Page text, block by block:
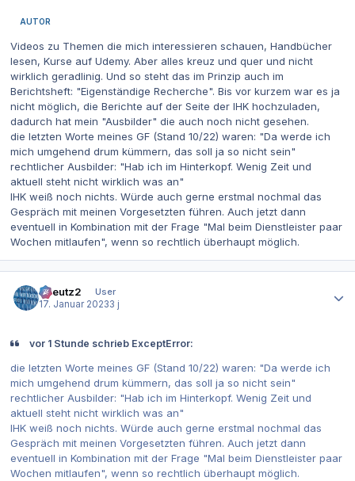
AUTOR
Videos zu Themen die mich interessieren schauen, Handbücher
lesen, Kurse auf Udemy. Aber alles kreuz und quer und nicht
wirklich geradlinig. Und so steht das im Prinzip auch im
Berichtsheft: "Eigenständige Recherche". Bis vor kurzem war es ja
nicht möglich, die Berichte auf der Seite der IHK hochzuladen,
dadurch hat mein "Ausbilder" die auch noch nicht gesehen.
die letzten Worte meines GF (Stand 10/22) waren: "Da werde ich
mich umgehend drum kümmern, das soll ja so nicht sein"
rechtlicher Ausbilder: "Hab ich im Hinterkopf. Wenig Zeit und
aktuell steht nicht wirklich was an"
IHK weiß noch nichts. Würde auch gerne erstmal nochmal das
Gespräch mit meinen Vorgesetzten führen. Auch jetzt dann
eventuell in Kombination mit der Frage "Mal beim Dienstleister paar
Wochen mitlaufen", wenn so rechtlich überhaupt möglich.
tkreutz2
User
17. Januar 20233 j
vor 1 Stunde schrieb ExceptError:
die letzten Worte meines GF (Stand 10/22) waren: "Da werde ich
mich umgehend drum kümmern, das soll ja so nicht sein"
rechtlicher Ausbilder: "Hab ich im Hinterkopf. Wenig Zeit und
aktuell steht nicht wirklich was an"
IHK weiß noch nichts. Würde auch gerne erstmal nochmal das
Gespräch mit meinen Vorgesetzten führen. Auch jetzt dann
eventuell in Kombination mit der Frage "Mal beim Dienstleister paar
Wochen mitlaufen", wenn so rechtlich überhaupt möglich.